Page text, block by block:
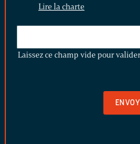
Lire la charte
CHAMP
Laissez ce champ vide pour